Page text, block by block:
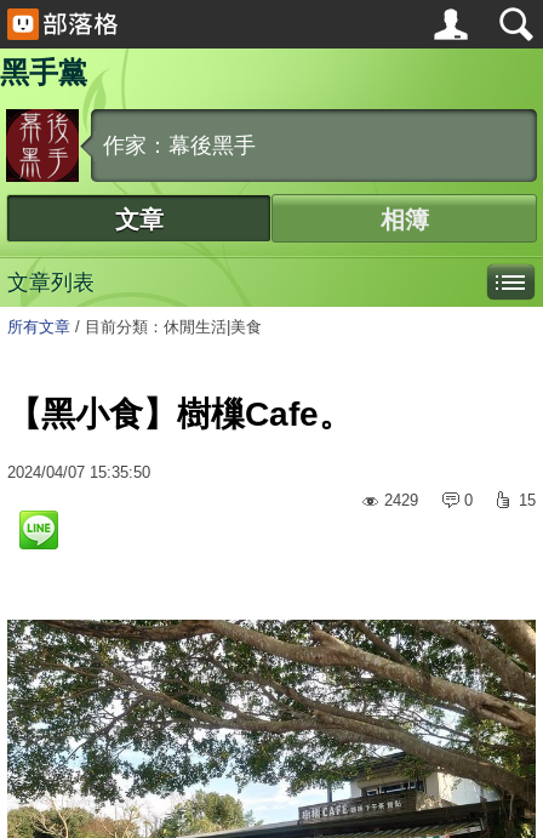
黑手黨
作家：幕後黑手
文章 相簿
文章列表
所有文章 / 目前分類：休閒生活|美食
【黑小食】樹樔Cafe。
2024/04/07 15:35:50
2429
0 15